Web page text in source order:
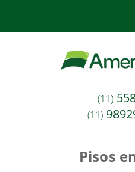
(11)
(11)
Pisos